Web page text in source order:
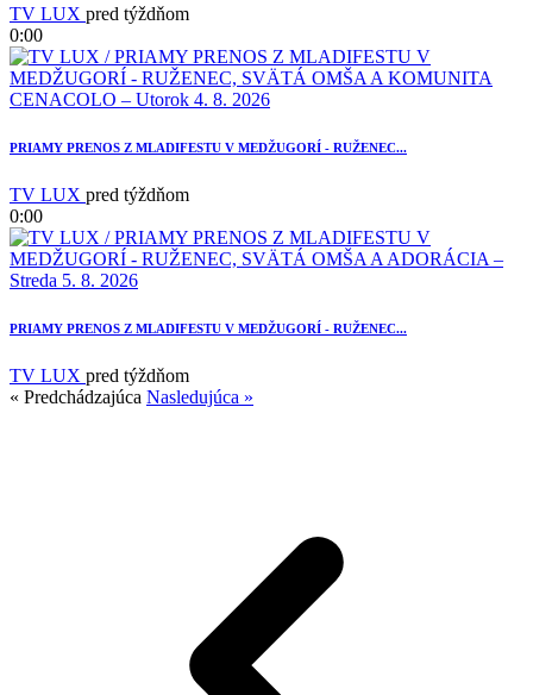
2
TV LUX pred týždňom
0:00
PRIAMY PRENOS Z MLADIFESTU V MEDŽUGORÍ - RUŽENEC...
TV LUX pred týždňom
0:00
PRIAMY PRENOS Z MLADIFESTU V MEDŽUGORÍ - RUŽENEC...
TV LUX pred týždňom
« Predchádzajúca Nasledujúca »